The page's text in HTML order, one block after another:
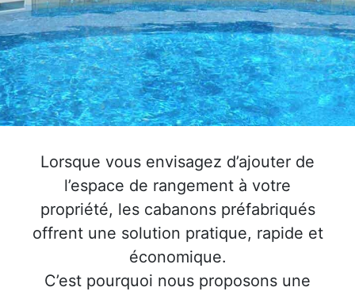
Lorsque vous envisagez d’ajouter de
l’espace de rangement à votre
propriété, les cabanons préfabriqués
offrent une solution pratique, rapide et
économique.
C’est pourquoi nous proposons une